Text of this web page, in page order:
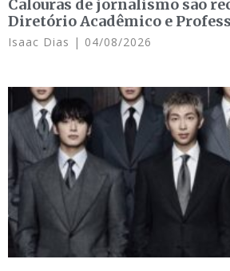
Calouras de jornalismo são
Diretório Acadêmico e
Isaac Dias 04/08/2026